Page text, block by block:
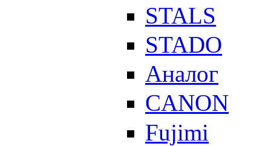
STALS
STADO
Аналог
CANON
Fujimi